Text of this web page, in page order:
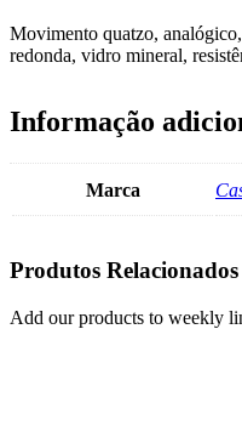
Movimento quatzo,
redonda, vidro mineral,
Informação
Marca
Produtos Relacionados
Add our products to weekly